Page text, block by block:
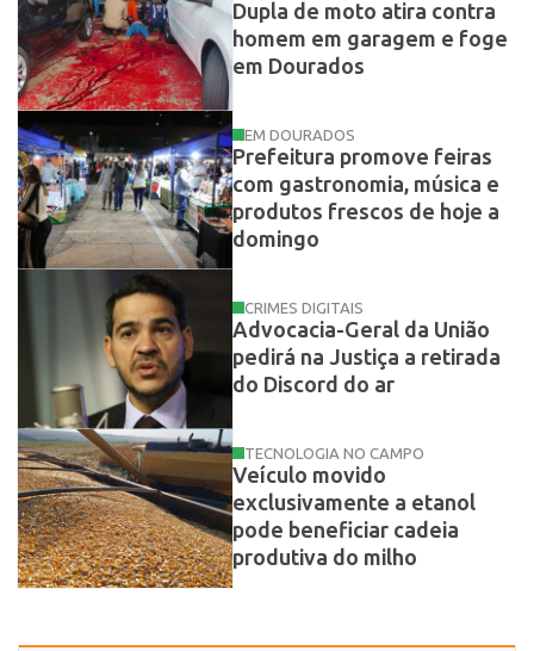
Dupla de moto atira contra
homem em garagem e foge
em Dourados
EM DOURADOS
Prefeitura promove feiras
com gastronomia, música e
produtos frescos de hoje a
domingo
CRIMES DIGITAIS
Advocacia-Geral da União
pedirá na Justiça a retirada
do Discord do ar
TECNOLOGIA NO CAMPO
Veículo movido
exclusivamente a etanol
pode beneficiar cadeia
produtiva do milho